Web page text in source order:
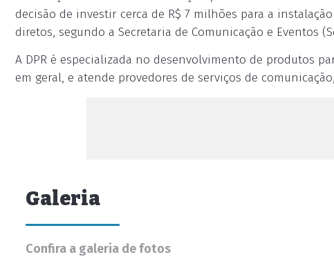
decisão de investir cerca de R$ 7 milhões para a
diretos, segundo a Secretaria de Comunicação e Eventos
A DPR é especializada no desenvolvimento de produtos
em geral, e atende provedores de serviços de
Galeria
Confira a galeria de fotos